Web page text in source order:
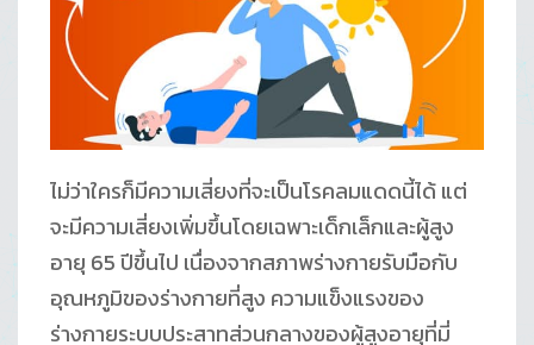
ไม่ว่าใครก็มีความเสี่ยงที่จะเป็นโรคลมแดดนี้ได้ แต่
จะมีความเสี่ยงเพิ่มขึ้นโดยเฉพาะเด็กเล็กและผู้สูง
อายุ 65 ปีขึ้นไป เนื่องจากสภาพร่างกายรับมือกับ
อุณหภูมิของร่างกายที่สูง ความแข็งแรงของ
ร่างกายระบบประสาทส่วนกลางของผู้สูงอายุที่มี่